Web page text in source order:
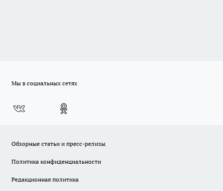
Мы в социальных сетях
Обзорные статьи и пресс-релизы
Политика конфиденциальности
Редакционная политика